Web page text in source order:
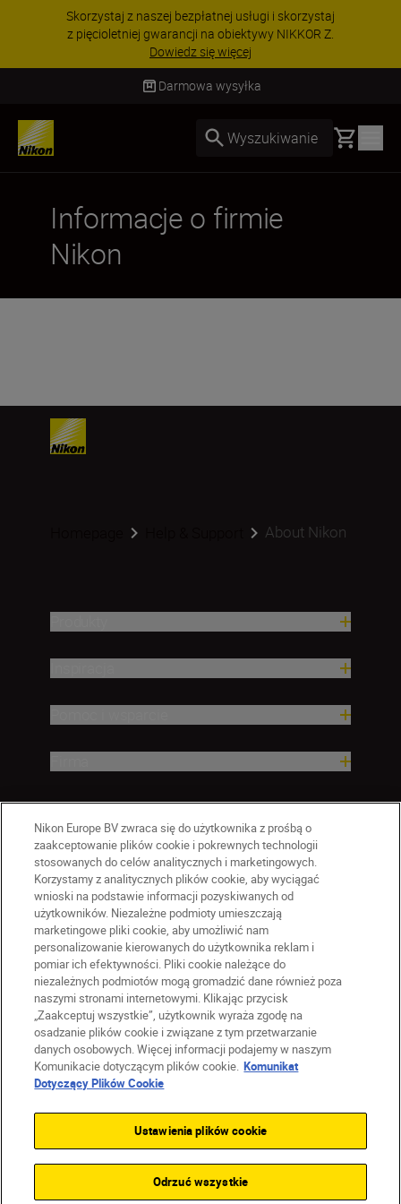
Skorzystaj z naszej bezpłatnej usługi i skorzystaj
z pięcioletniej gwarancji na obiektywy NIKKOR Z.
Dowiedz się więcej
Darmowa wysyłka
Wyszukiwanie Basket
Informacje o firmie
Nikon
About Nikon
PL Nikon Sites
Skontaktuj się z nami
Oświadczenie dotyczące prywatności
Warunki użytkowania
Warunki korzystania z Nikon Store
Komunikat dotyczący plików cookie
Dostępność
Ustawienia plików cookie
Nikon Europe BV zwraca się do użytkownika z prośbą o
zaakceptowanie plików cookie i pokrewnych technologii
stosowanych do celów analitycznych i marketingowych.
Korzystamy z analitycznych plików cookie, aby wyciągać
wnioski na podstawie informacji pozyskiwanych od
użytkowników. Niezależne podmioty umieszczają
marketingowe pliki cookie, aby umożliwić nam
personalizowanie kierowanych do użytkownika reklam i
pomiar ich efektywności. Pliki cookie należące do
niezależnych podmiotów mogą gromadzić dane również poza
naszymi stronami internetowymi. Klikając przycisk
„Zaakceptuj wszystkie”, użytkownik wyraża zgodę na
osadzanie plików cookie i związane z tym przetwarzanie
danych osobowych. Więcej informacji podajemy w naszym
Komunikacie dotyczącym plików cookie. Komunikat
Dotyczący Plików Cookie
Ustawienia plików cookie
Odrzuć wszystkie